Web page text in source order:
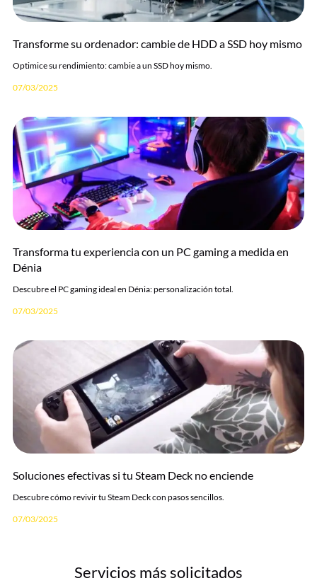
Transforme su ordenador: cambie de HDD a SSD hoy mismo
Optimice su rendimiento: cambie a un SSD hoy mismo.
07/03/2025
Transforma tu experiencia con un PC gaming a medida en
Dénia
Descubre el PC gaming ideal en Dénia: personalización total.
07/03/2025
Soluciones efectivas si tu Steam Deck no enciende
Descubre cómo revivir tu Steam Deck con pasos sencillos.
07/03/2025
Servicios más solicitados